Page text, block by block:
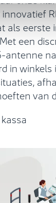
als eerste
een
antenne
in
van